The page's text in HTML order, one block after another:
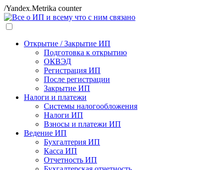
/Yandex.Metrika counter
Открытие / Закрытие ИП
Подготовка к открытию
ОКВЭД
Регистрация ИП
После регистрации
Закрытие ИП
Налоги и платежи
Системы налогообложения
Налоги ИП
Взносы и платежи ИП
Ведение ИП
Бухгалтерия ИП
Касса ИП
Отчетность ИП